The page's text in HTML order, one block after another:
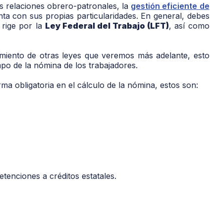
relaciones obrero-patronales, la gestión eficiente de
con sus propias particularidades. En general, debes
rige por la Ley Federal del Trabajo (LFT), así como
de otras leyes que veremos más adelante, esto
de la nómina de los trabajadores.
obligatoria en el cálculo de la nómina, estos son:
a créditos estatales.